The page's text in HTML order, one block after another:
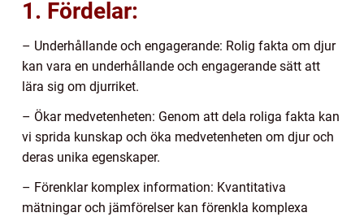
1. Fördelar:
– Underhållande och engagerande: Rolig fakta om djur
kan vara en underhållande och engagerande sätt att
lära sig om djurriket.
– Ökar medvetenheten: Genom att dela roliga fakta kan
vi sprida kunskap och öka medvetenheten om djur och
deras unika egenskaper.
– Förenklar komplex information: Kvantitativa
mätningar och jämförelser kan förenkla komplexa